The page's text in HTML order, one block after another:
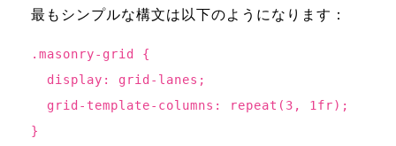
最もシンプルな構文は以下のようになります：
.masonry-grid {
display: grid-lanes;
grid-template-columns: repeat(3, 1fr);
}